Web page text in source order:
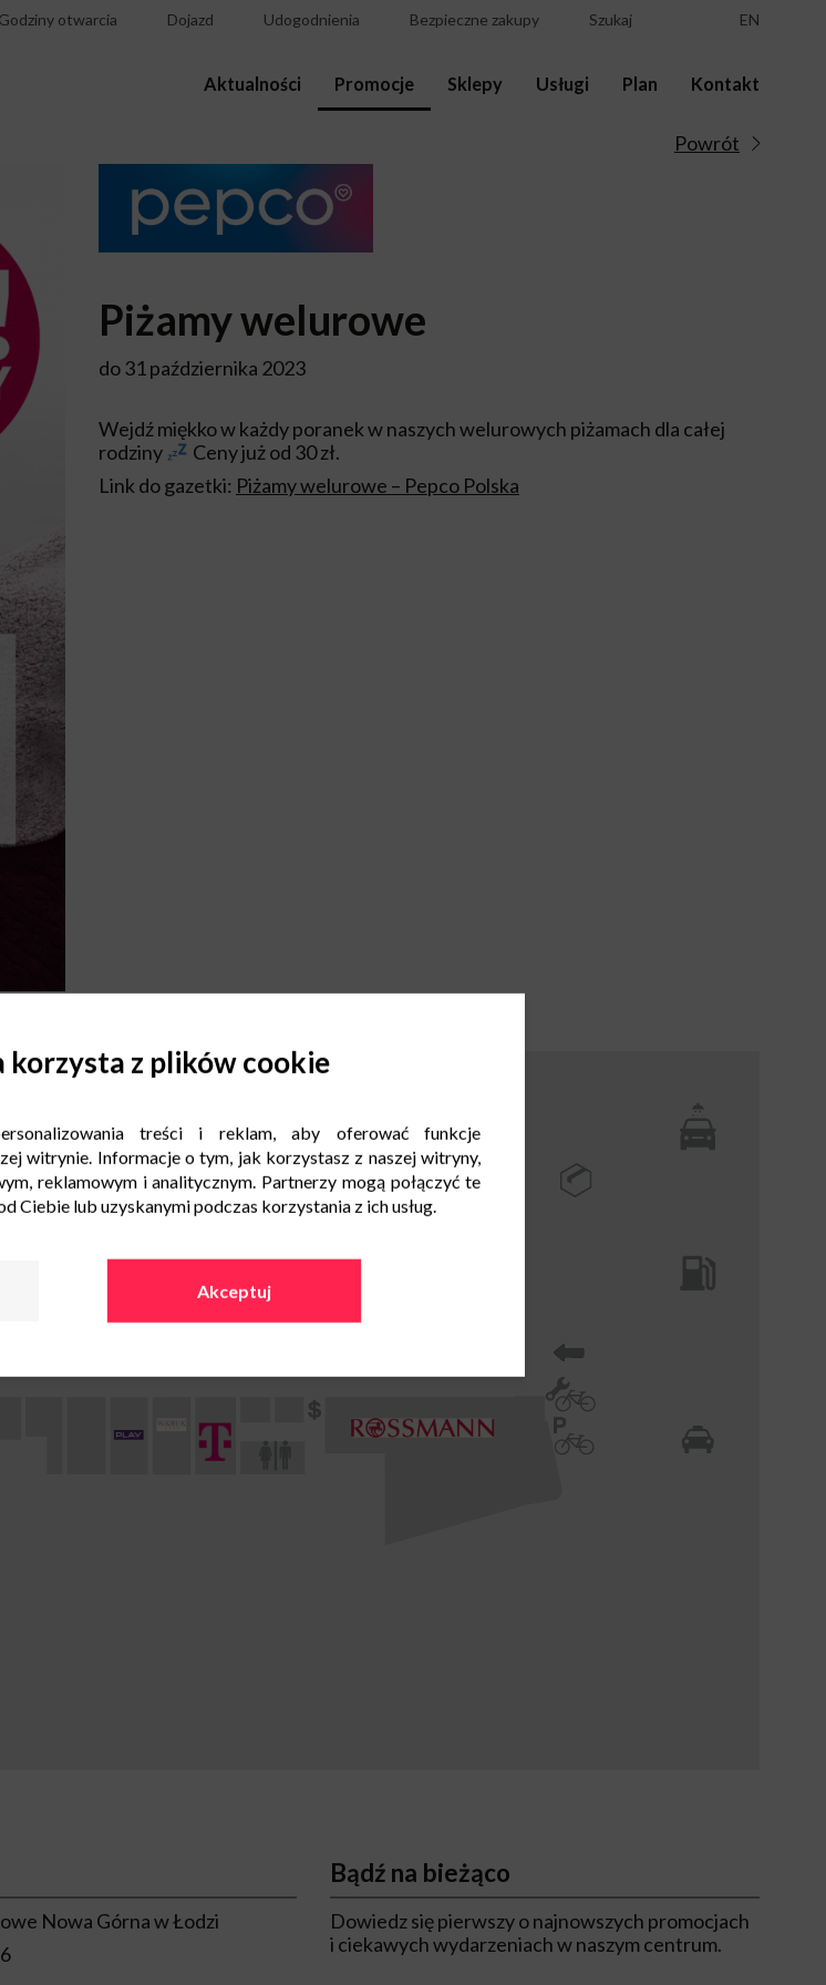
Godziny otwarcia Dojazd Udogodnienia Bezpieczne zakupy Szukaj EN
Aktualności Promocje Sklepy Usługi Plan Kontakt
Powrót
Piżamy welurowe
do 31 października 2023
Wejdź miękko w każdy poranek w naszych welurowych piżamach dla całej
rodziny
Ceny już od 30 zł.
Link do gazetki: Piżamy welurowe – Pepco Polska
Nowa Górna w Łodzi
Bądź na bieżąco
Dowiedz się pierwszy o najnowszych promocjach
i ciekawych wydarzeniach w naszym centrum.
korzysta z plików cookie
treści i reklam, aby oferować funkcje
witrynie. Informacje o tym, jak korzystasz z naszej witryny,
reklamowym i analitycznym. Partnerzy mogą połączyć te
Ciebie lub uzyskanymi podczas korzystania z ich usług.
Akceptuj